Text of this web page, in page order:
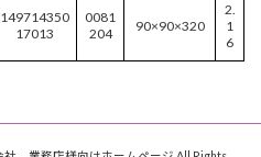
149714350
17013
0081
204
90×90×320
2.
1
6